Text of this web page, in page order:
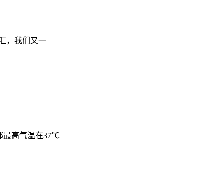
，我们又一
最高气温在37℃